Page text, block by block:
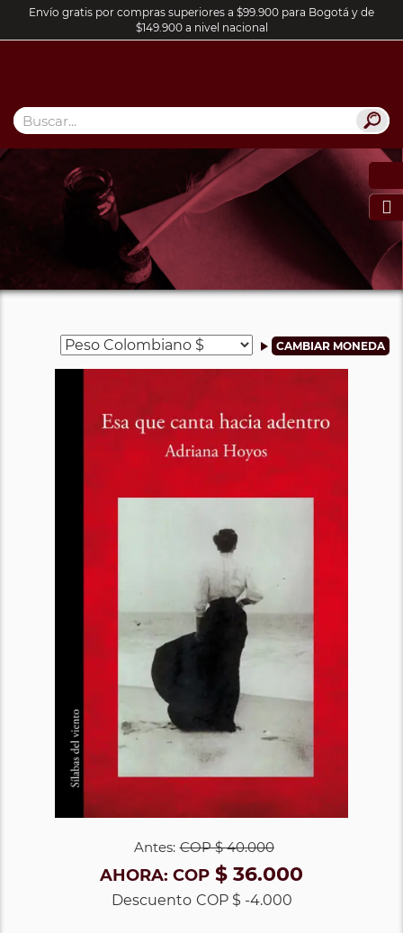
Envío gratis por compras superiores a $99.900 para Bogotá y de
$149.900 a nivel nacional

Antes: COP$ 40.000
AHORA: COP $ 36.000
Descuento COP $ -4.000